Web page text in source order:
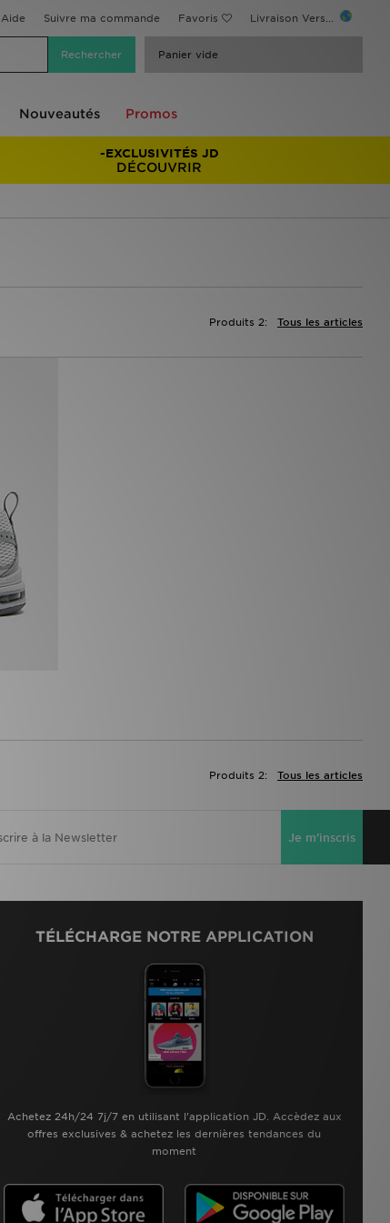
Aide Suivre ma commande Favoris Livraison Vers...
Panier vide
Nouveautés Promos
-EXCLUSIVITÉS JD
DÉCOUVRIR
Tous les articles
Produits 2:
Tous les articles
Produits 2:
Je m'inscris
TÉLÉCHARGE NOTRE APPLICATION
Achetez 24h/24 7j/7 en utilisant l'application JD. Accèdez aux
offres exclusives & achetez les dernières tendances du
moment